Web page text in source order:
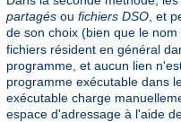
partagés ou fichiers DSO , et
de son choix (bien que le
fichiers résident en général
programme, et aucun lien
programme exécutable dans
exécutable charge
espace d'adressage à l'aide